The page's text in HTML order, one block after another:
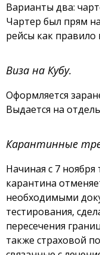
Варианты два:
Чартер был прям
рейсы как правило
Виза на Кубу.
Оформляется
Выдается на
Карантинные
Начиная с 7
карантина
необходимыми
тестирования,
пересечения
также страховой